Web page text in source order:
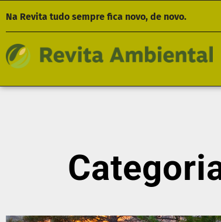
Na Revita tudo sempre fica novo, de novo.